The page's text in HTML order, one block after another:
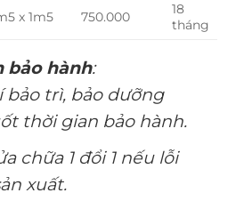
x 1m5 750.000
18
tháng
bảo hành:
bảo trì, bảo dưỡng
thời gian bảo hành.
chữa 1 đổi 1 nếu lỗi
xuất.